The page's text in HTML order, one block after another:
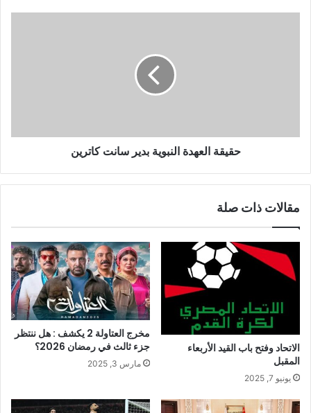
حقيقة العهدة النبوية بدير سانت كاترين
مقالات ذات صلة
الاتحاد وفتح باب القيد الأربعاء
المقبل
يونيو 7, 2025
مخرج العتاولة 2 يكشف : هل ننتظر
جزء ثالث في رمضان 2026؟
مارس 3, 2025